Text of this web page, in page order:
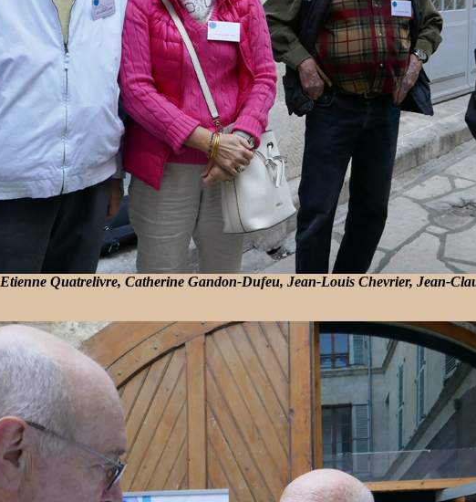
Etienne Quatrelivre, Catherine Gandon-Dufeu, Jean-Louis Chevrier, Jean-